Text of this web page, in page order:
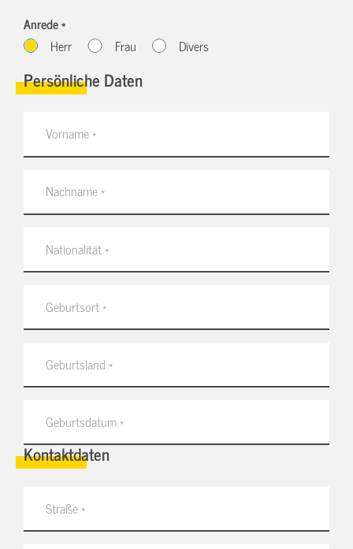
Anrede *
Herr
Frau Divers
Persönliche Daten
Kontaktdaten